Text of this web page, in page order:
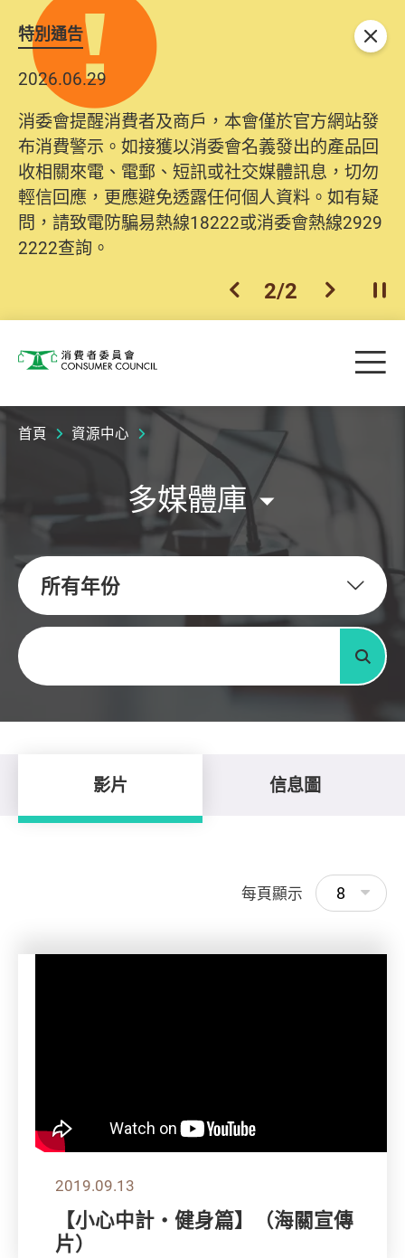
特別通告
2026.06.29
消委會提醒消費者及商戶，本會僅於官方網站發
布消費警示。如接獲以消委會名義發出的產品回
收相關來電、電郵、短訊或社交媒體訊息，切勿
輕信回應，更應避免透露任何個人資料。如有疑
問，請致電防騙易熱線18222或消委會熱線2929
2222查詢。
2025.10.31
為提升使用者體驗及網絡安全，本會的投訴處理
系統已經進行升級及推出新功能。由2025年11月
10日起，消費者需要提供基本聯絡資料（包括姓
名、電郵及電話）註冊帳戶，才可提交投訴、查
詢及建議。所有提交紀錄將清晰整合於帳戶中，
方便日後作出跟進。
上一個
2/2 下一個開
關閉
消費者委員會 目
首頁 資源中心
多媒體庫
所有年份
關鍵字
搜尋
影片 信息圖
每頁顯示 8
2019.09.13
【小心中計‧健身篇】（海關宣傳
片）